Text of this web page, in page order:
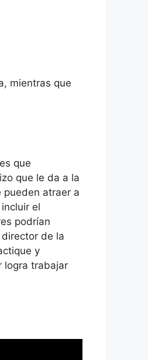
mientras que
que
que le da a la
pueden atraer a
el
podrían
de la
y
logra trabajar